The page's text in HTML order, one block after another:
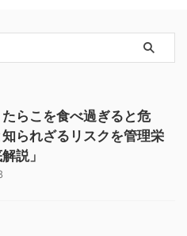
たらこを食べ過ぎると危
られざるリスクを管理栄
説」